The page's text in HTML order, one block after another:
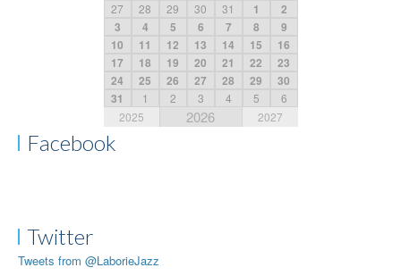
27 28 29 30 31 1
2
3
4 5 6 7 8
9
10
11 12 13 14 15
16
17
18 19 20 21 22
23
24
25 26 27 28 29
30
31
1 2 3 4 5
6
2025
2026 2027
Facebook
Twitter
Tweets from @LaborieJazz